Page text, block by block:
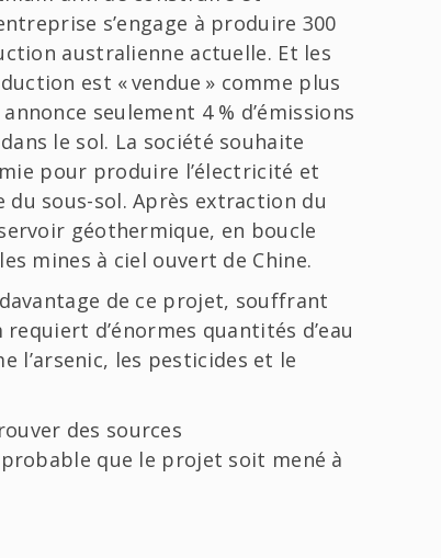
s’engage à produire 300
australienne actuelle. Et les
est « vendue » comme plus
seulement 4 % d’émissions
le sol. La société souhaite
pour produire l’électricité et
sous-sol. Après extraction du
géothermique, en boucle
mines à ciel ouvert de Chine.
de ce projet, souffrant
d’énormes quantités d’eau
l’arsenic, les pesticides et le
des sources
que le projet soit mené à